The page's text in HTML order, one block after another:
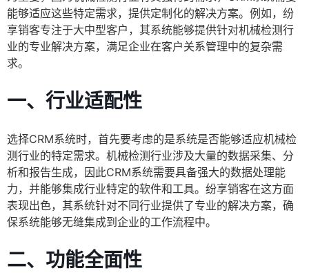
能够适应这些特定需求，提供定制化的解决方案。例如，纷
享销客专注于大中型客户，其系统能够提供针对机械检测行
业的专业解决方案，满足企业在客户关系管理中的复杂需
求。
一、行业适配性
选择CRM系统时，首先要考虑的是系统是否能够适应机械检
测行业的特定需求。机械检测行业涉及大量的数据采集、分
析和报告生成，因此CRM系统需要具备强大的数据处理能
力，并能够集成行业特定的软件和工具。纷享销客在这方面
表现出色，其系统针对不同行业提供了专业的解决方案，确
保系统能够无缝集成到企业的工作流程中。
二、功能全面性